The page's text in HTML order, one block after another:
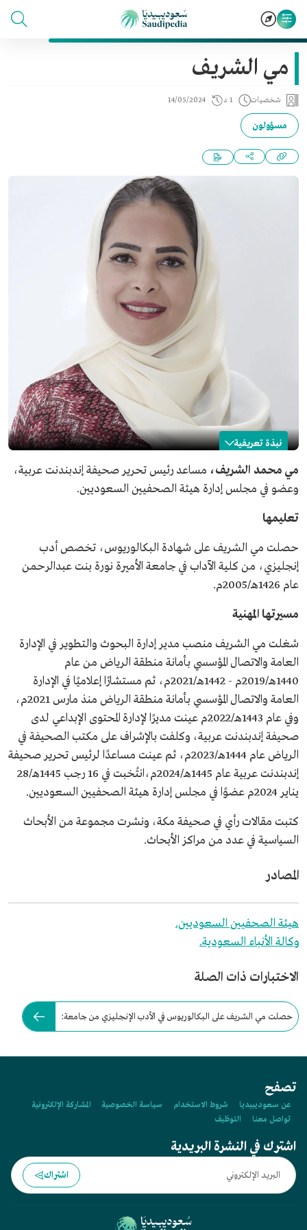
مي الشريف
شخصيات 1 د 14/05/2024
مسؤولون
نبذة تعريفية
مي الشريف
الاسم
مي الشريف.
المنصب الحالي
عبدالرحمن.
العضويات
عضو في مجلس إدارة هيئة الصحفيين السعوديين.
مي محمد الشريف، مساعد رئيس تحرير صحيفة إندبندنت عربية،
وعضو في مجلس إدارة هيئة الصحفيين السعوديين.
تعليمها
حصلت مي الشريف على شهادة البكالوريوس، تخصص أدب
إنجليزي، من كلية الآداب في جامعة الأميرة نورة بنت عبدالرحمن
عام 1426هـ/2005م.
مسيرتها المهنية
شغلت مي الشريف منصب مدير إدارة البحوث والتطوير في الإدارة
العامة والاتصال المؤسسي بأمانة منطقة الرياض من عام
1440هـ/2019م - 1442هـ/2021م، ثم مستشارًا إعلاميًا في الإدارة
العامة والاتصال المؤسسي بأمانة منطقة الرياض منذ مارس 2021م،
وفي عام 1443هـ/2022م عينت مديرًا لإدارة المحتوى الإبداعي لدى
صحيفة إندبندنت عربية، وكلفت بالإشراف على مكتب الصحيفة في
الرياض عام 1444هـ/2023م، ثم عينت مساعدًا لرئيس تحرير صحيفة
إندبندنت عربية عام 1445هـ/2024م،انتُخبت في 16 رجب 1445هـ/28
يناير 2024م عضوًا في مجلس إدارة هيئة الصحفيين السعوديين.
كتبت مقالات رأي في صحيفة مكة، ونشرت مجموعة من الأبحاث
السياسية في عدد من مراكز الأبحاث.
المصادر
هيئة الصحفيين السعوديين.
وكالة الأنباء السعودية.
الاختبارات ذات الصلة
حصلت مي الشريف على البكالوريوس في الأدب الإنجليزي من جامعة:
تصفح
عن سعوديبيديا شروط الاستخدام سياسة الخصوصية
المشاركة الإلكترونية
تواصل معنا
التوظيف
اشترك في النشرة البريدية
اشتراك